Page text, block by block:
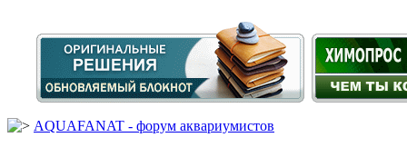
AQUAFANAT - форум аквариумистов